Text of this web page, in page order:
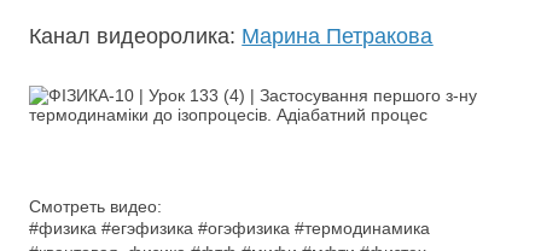
Канал видеоролика: Марина Петракова
Смотреть видео:
#физика #егэфизика #огэфизика #термодинамика